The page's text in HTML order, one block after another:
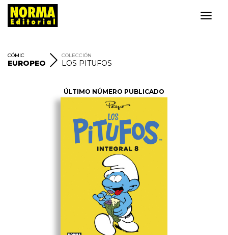
CÓMIC
EUROPEO
COLECCIÓN
LOS PITUFOS
ÚLTIMO NÚMERO PUBLICADO